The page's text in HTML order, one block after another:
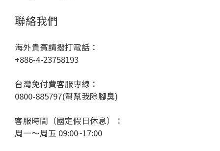
聯絡我們
海外貴賓請撥打電話：
+886-4-23758193
台灣免付費客服專線：
0800-885797(幫幫我除腳臭)
客服時間（國定假日休息）：
周一～周五 09:00~17:00